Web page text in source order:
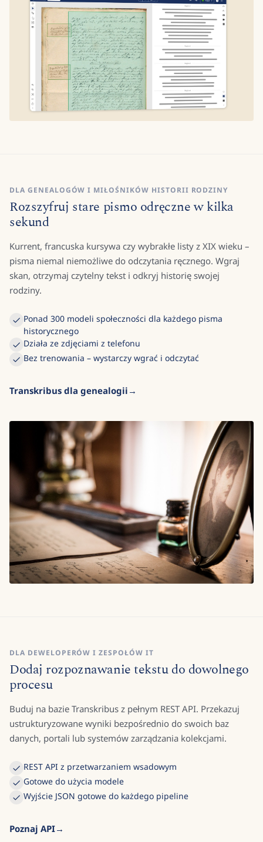
DLA GENEALOGÓW I MIŁOŚNIKÓW HISTORII RODZINY
Rozszyfruj stare pismo odręczne w kilka
sekund
Kurrent, francuska kursywa czy wybrakłe listy z XIX wieku –
pisma niemal niemożliwe do odczytania ręcznego. Wgraj
skan, otrzymaj czytelny tekst i odkryj historię swojej
rodziny.
Ponad 300 modeli społeczności dla każdego pisma
historycznego
Działa ze zdjęciami z telefonu
Bez trenowania – wystarczy wgrać i odczytać
Transkribus dla genealogii
DLA DEWELOPERÓW I ZESPOŁÓW IT
Dodaj rozpoznawanie tekstu do dowolnego
procesu
Buduj na bazie Transkribus z pełnym REST API. Przekazuj
ustrukturyzowane wyniki bezpośrednio do swoich baz
danych, portali lub systemów zarządzania kolekcjami.
REST API z przetwarzaniem wsadowym
Gotowe do użycia modele
Wyjście JSON gotowe do każdego pipeline
Poznaj API